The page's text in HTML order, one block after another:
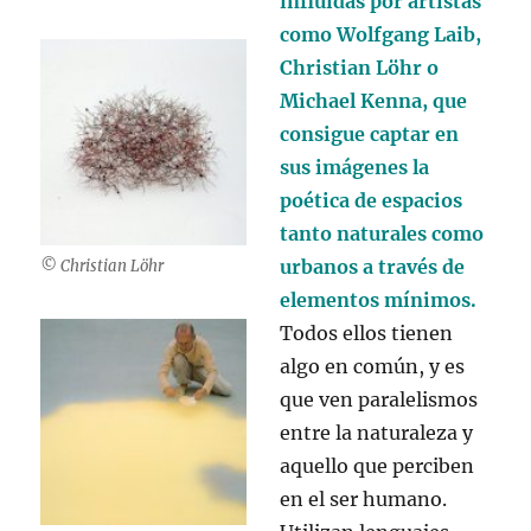
© Christian Löhr
como Wolfgang Laib,
Christian Löhr o
Michael Kenna, que
consigue captar en
sus imágenes la
poética de espacios
tanto naturales como
urbanos a través de
elementos mínimos.
Todos ellos tienen
algo en común, y es
que ven paralelismos
entre la naturaleza y
aquello que perciben
en el ser humano.